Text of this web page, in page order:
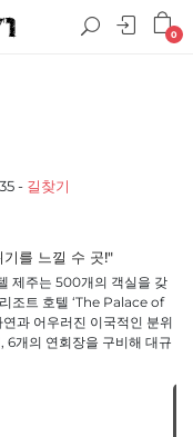
0
- 길찾기
를 느낄 수 곳!"
제주는 500개의 객실을 갖
조트 호텔 ‘The Palace of
과 어우러진 이국적인 분위
6개의 연회장을 구비해 대규